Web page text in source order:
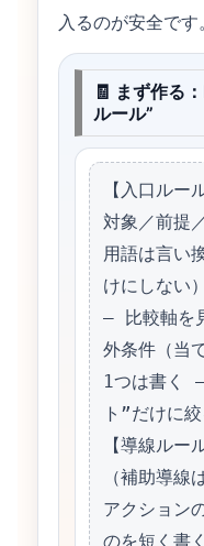
入るのが安全です。
🧾 まず作る
ルール”
【入口ル
対象／前提
用語は言い
けにしない
– 比較軸を
外条件（当
1つは書く
ト”だけに
【導線ル
（補助導
アクション
のを短く書く